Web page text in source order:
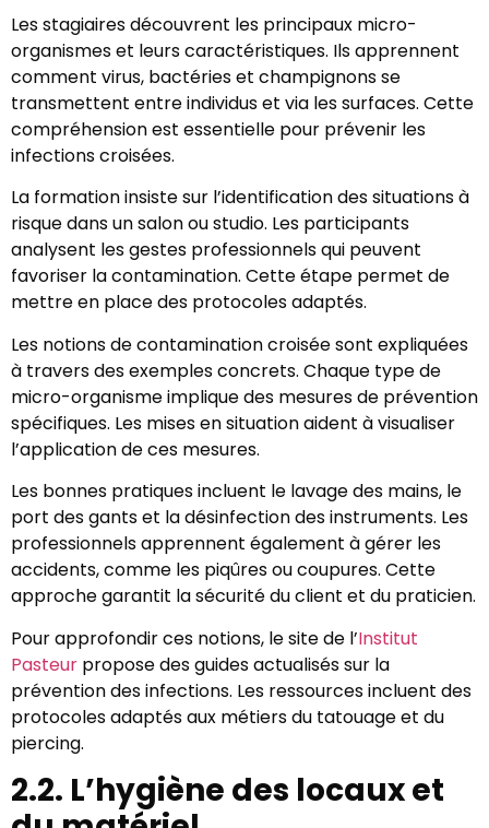
Les stagiaires découvrent les principaux micro-
organismes et leurs caractéristiques. Ils apprennent
comment virus, bactéries et champignons se
transmettent entre individus et via les surfaces. Cette
compréhension est essentielle pour prévenir les
infections croisées.
La formation insiste sur l’identification des situations à
risque dans un salon ou studio. Les participants
analysent les gestes professionnels qui peuvent
favoriser la contamination. Cette étape permet de
mettre en place des protocoles adaptés.
Les notions de contamination croisée sont expliquées
à travers des exemples concrets. Chaque type de
micro-organisme implique des mesures de prévention
spécifiques. Les mises en situation aident à visualiser
l’application de ces mesures.
Les bonnes pratiques incluent le lavage des mains, le
port des gants et la désinfection des instruments. Les
professionnels apprennent également à gérer les
accidents, comme les piqûres ou coupures. Cette
approche garantit la sécurité du client et du praticien.
Pour approfondir ces notions, le site de l’Institut
Pasteur propose des guides actualisés sur la
prévention des infections. Les ressources incluent des
protocoles adaptés aux métiers du tatouage et du
piercing.
2.2. L’hygiène des locaux et